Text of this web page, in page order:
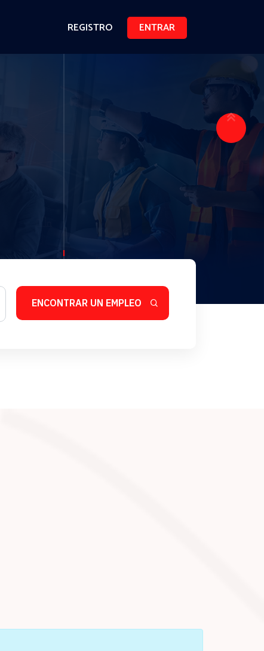
REGISTRO ENTRAR
ENCONTRAR UN EMPLEO